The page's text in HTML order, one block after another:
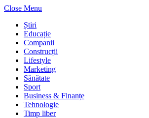
Close Menu
Știri
Educație
Companii
Construcții
Lifestyle
Marketing
Sănătate
Sport
Business & Finanțe
Tehnologie
Timp liber